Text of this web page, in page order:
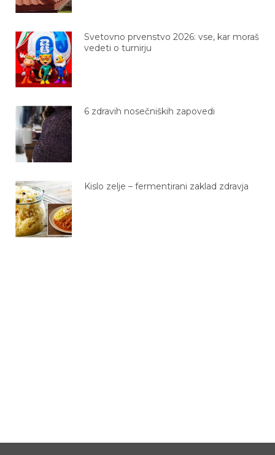
Svetovno prvenstvo 2026: vse, kar moraš
vedeti o turnirju
6 zdravih nosečniških zapovedi
Kislo zelje – fermentirani zaklad zdravja